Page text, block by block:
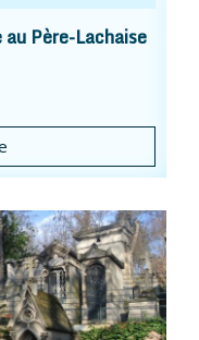
Père-Lachaise